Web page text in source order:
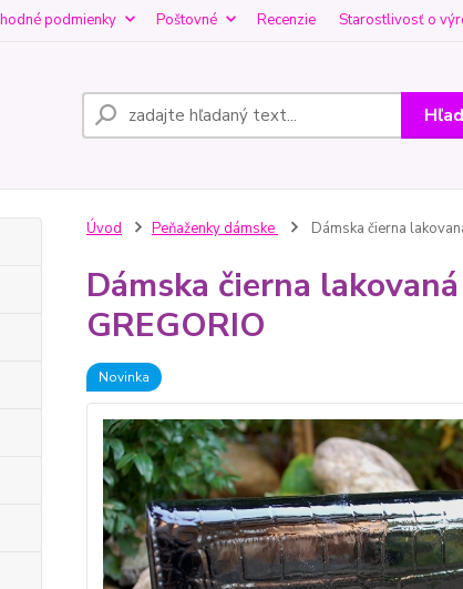
podmienky Poštovné Recenzie Starostlivosť o
Úvod Peňaženky dámske Dámska čierna
Dámska čierna
GREGORIO
Novinka